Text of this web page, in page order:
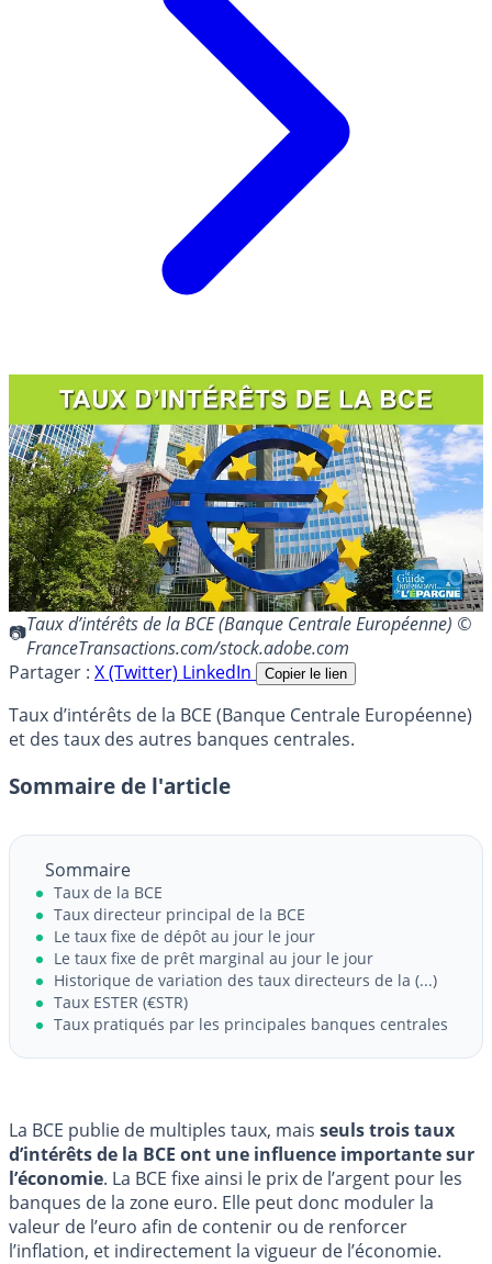
Taux d’intérêts de la BCE (Banque Centrale Européenne) ©
FranceTransactions.com/stock.adobe.com
Partager : X (Twitter) LinkedIn Copier le lien
Taux d’intérêts de la BCE (Banque Centrale Européenne)
et des taux des autres banques centrales.
Sommaire de l'article
Sommaire
Taux de la BCE
Taux directeur principal de la BCE
Le taux fixe de dépôt au jour le jour
Le taux fixe de prêt marginal au jour le jour
Historique de variation des taux directeurs de la (...)
Taux ESTER (€STR)
Taux pratiqués par les principales banques centrales
La BCE publie de multiples taux, mais seuls trois taux
d’intérêts de la BCE ont une influence importante sur
l’économie. La BCE fixe ainsi le prix de l’argent pour les
banques de la zone euro. Elle peut donc moduler la
valeur de l’euro afin de contenir ou de renforcer
l’inflation, et indirectement la vigueur de l’économie.